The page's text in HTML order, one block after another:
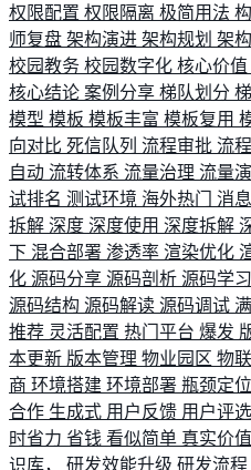
权限配置 权限隔离 极简用法
师复盘 架构演进 架构规划 架
校园教务 校园数字化 核心价值
核心结论 案例分享 梯队划分
模型 模板 模板丰富 模板复用
向对比 死信队列 流程审批 流
自动 流转体系 流量治理 流量
试排名 测试环境 海外热门 消
拆解 深度 深度使用 深度拆解
下 混合部署 渗透率 渲染优化
化 源码分享 源码剖析 源码学习
源码结构 源码解读 源码调试
推荐 灵活配置 热门平台 爆发
本更新 版本管理 物业园区 物
商 环境搭建 环境部署 瓶颈定位
合作 生成式 用户反馈 用户评选
时省力 省钱 看似简单 真实价值
识库， 研发效能升级 研发流程